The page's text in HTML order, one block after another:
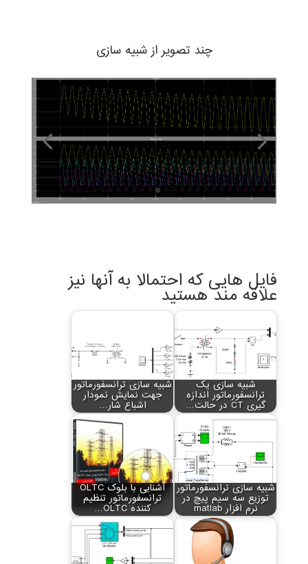
چند تصویر از شبیه سازی
فایل هایی که احتمالا به آنها نیز
علاقه مند هستید
شبیه سازی یک
ترانسفورماتور اندازه
گیری CT در حالت…
شبیه سازی ترانسفورماتور
جهت نمایش نمودار
اشباع شار…
شبیه سازی ترانسفورماتور
توزیع سه سیم پیچ در
نرم افزار matlab
آشنایی با بلوک OLTC
ترانسفورماتور تنظیم
کننده OLTC…